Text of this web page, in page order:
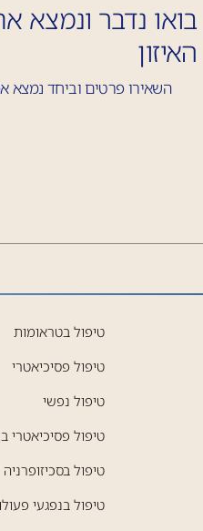
בואו נדבר ונמצא
האיזון
השאירו פרטים וביחד נמצא
טיפול בטראומות
טיפול פסיכיאטרי
טיפול נפשי
טיפול פסיכיאטרי
טיפול בסכיזופרניה
טיפול בנפגעי